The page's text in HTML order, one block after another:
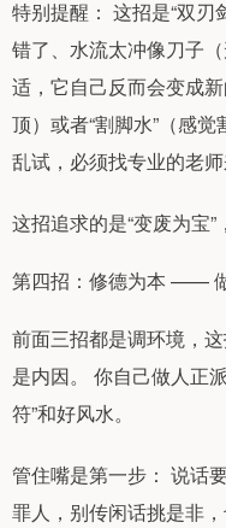
特别提醒： 这招是“双刃
错了、水流太冲像刀子
适，它自己反而会变成
顶）或者“割脚水”（感
乱试，必须找专业的老
这招追求的是“变废为宝”
第四招：修德为本 ——
前面三招都是调环境，
是内因。 你自己做人正
符”和好风水。
管住嘴是第一步： 说话
罪人，别传闲话挑是非